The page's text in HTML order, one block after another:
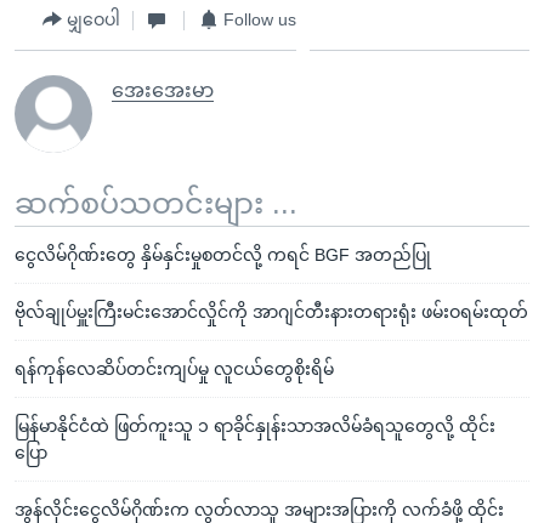
မျှဝေပါ Follow us
အေးအေးမာ
ဆက်စပ်သတင်းများ ...
ငွေလိမ်ဂိုဏ်းတွေ နှိမ်နှင်းမှုစတင်လို့ ကရင် BGF အတည်ပြု
ဗိုလ်ချုပ်မှူးကြီးမင်းအောင်လှိုင်ကို အာဂျင်တီးနားတရားရုံး ဖမ်းဝရမ်းထုတ်
ရန်ကုန်လေဆိပ်တင်းကျပ်မှု လူငယ်တွေစိုးရိမ်
မြန်မာနိုင်ငံထဲ ဖြတ်ကူးသူ ၁ ရာခိုင်နှုန်းသာအလိမ်ခံရသူတွေလို့ ထိုင်း
ပြော
အွန်လိုင်းငွေလိမ်ဂိုဏ်းက လွတ်လာသူ အများအပြားကို လက်ခံဖို့ ထိုင်း